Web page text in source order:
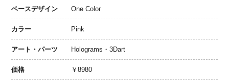
ベースデザイン One Color
カラー Pink
アート・パーツ Holograms・3Dart
価格 ￥8980